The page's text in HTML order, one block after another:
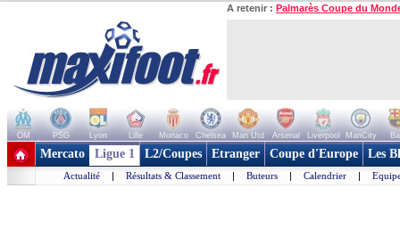
A retenir : Palmarès Coupe du
OM PSG Lyon Lille Monaco Chelsea Man Utd Arsenal Liverpool ManCity
+ de clubs
Mercato Ligue 1 L2/Coupes Etranger Coupe d'Europe Les
Actualité | Résultats & Classement | Buteurs | Calendrier |